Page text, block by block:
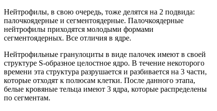
Нейтрофилы, в свою очередь, тоже делятся на 2 подвида:
палочкоядерные и сегментоядерные. Палочкоядерные
нейтрофилы приходятся молодыми формами
сегментоядерных. Все отличия в ядре.
Нейтрофильные гранулоциты в виде палочек имеют в своей
структуре S-образное целостное ядро. В течение некоторого
времени эта структура разрушается и разбивается на 3 части,
которые отходят к полюсам клетки. После данного этапа,
белые кровяные тельца имеют 3 ядра, которые распределены
по сегментам.